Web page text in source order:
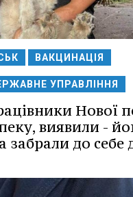
ВАКЦИНАЦІЯ
УПРАВЛІННЯ
Нової
виявили -
забрали до себе